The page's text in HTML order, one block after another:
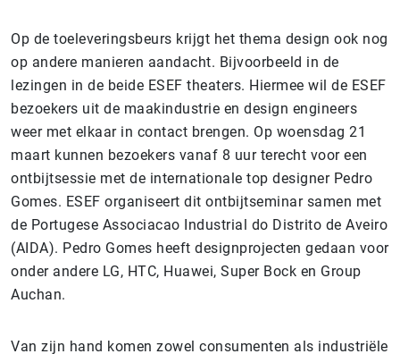
Op de toeleveringsbeurs krijgt het thema design ook nog
op andere manieren aandacht. Bijvoorbeeld in de
lezingen in de beide ESEF theaters. Hiermee wil de ESEF
bezoekers uit de maakindustrie en design engineers
weer met elkaar in contact brengen. Op woensdag 21
maart kunnen bezoekers vanaf 8 uur terecht voor een
ontbijtsessie met de internationale top designer Pedro
Gomes. ESEF organiseert dit ontbijtseminar samen met
de Portugese Associacao Industrial do Distrito de Aveiro
(AIDA). Pedro Gomes heeft designprojecten gedaan voor
onder andere LG, HTC, Huawei, Super Bock en Group
Auchan.
Van zijn hand komen zowel consumenten als industriële